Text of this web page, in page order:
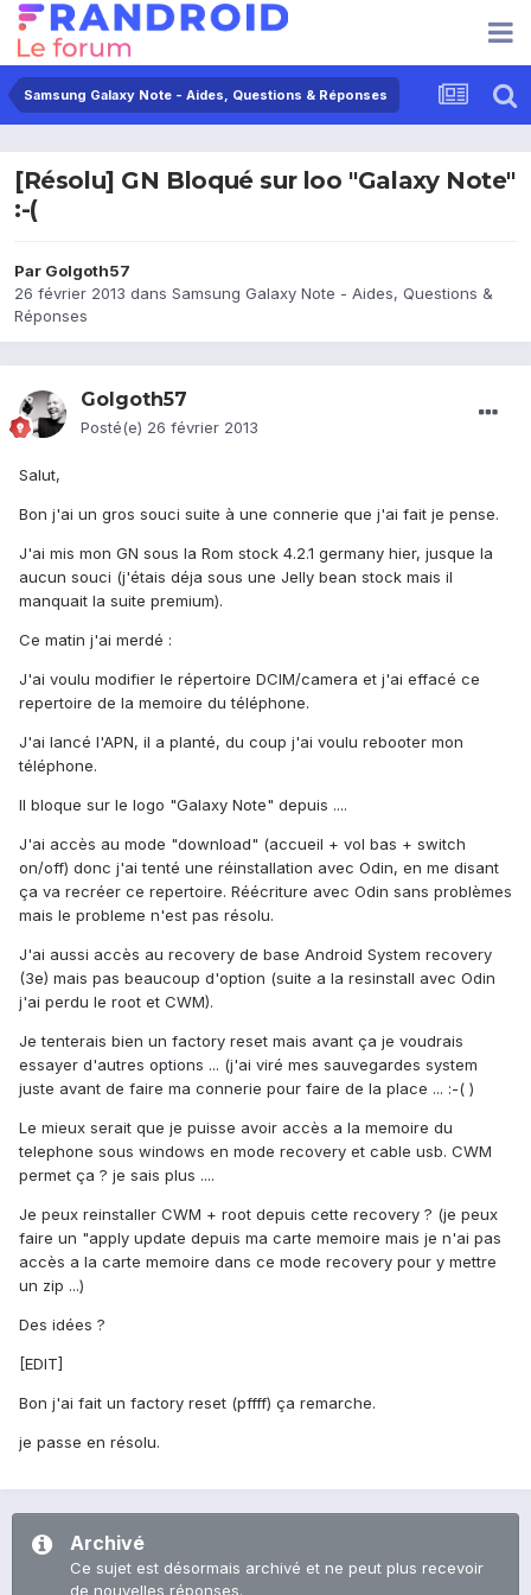
Samsung Galaxy Note - Aides, Questions & Réponses
[Résolu] GN Bloqué sur loo "Galaxy Note"
:-(
Par Golgoth57
26 février 2013 dans Samsung Galaxy Note - Aides, Questions &
Réponses
Golgoth57
Posté(e) 26 février 2013
Salut,
Bon j'ai un gros souci suite à une connerie que j'ai fait je pense.
J'ai mis mon GN sous la Rom stock 4.2.1 germany hier, jusque la
aucun souci (j'étais déja sous une Jelly bean stock mais il
manquait la suite premium).
Ce matin j'ai merdé :
J'ai voulu modifier le répertoire DCIM/camera et j'ai effacé ce
repertoire de la memoire du téléphone.
J'ai lancé l'APN, il a planté, du coup j'ai voulu rebooter mon
téléphone.
Il bloque sur le logo "Galaxy Note" depuis ....
J'ai accès au mode "download" (accueil + vol bas + switch
on/off) donc j'ai tenté une réinstallation avec Odin, en me disant
ça va recréer ce repertoire. Réécriture avec Odin sans problèmes
mais le probleme n'est pas résolu.
J'ai aussi accès au recovery de base Android System recovery
(3e) mais pas beaucoup d'option (suite a la resinstall avec Odin
j'ai perdu le root et CWM).
Je tenterais bien un factory reset mais avant ça je voudrais
essayer d'autres options ... (j'ai viré mes sauvegardes system
juste avant de faire ma connerie pour faire de la place ... :-( )
Le mieux serait que je puisse avoir accès a la memoire du
telephone sous windows en mode recovery et cable usb. CWM
permet ça ? je sais plus ....
Je peux reinstaller CWM + root depuis cette recovery ? (je peux
faire un "apply update depuis ma carte memoire mais je n'ai pas
accès a la carte memoire dans ce mode recovery pour y mettre
un zip ...)
Des idées ?
[EDIT]
Bon j'ai fait un factory reset (pffff) ça remarche.
je passe en résolu.
Archivé
Ce sujet est désormais archivé et ne peut plus recevoir
de nouvelles réponses.